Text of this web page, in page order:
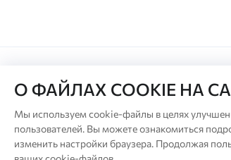
© Milardo
Производитель
О ФАЙЛАХ COOKIE НА
Мы используем cookie-файлы в целях
пользователей. Вы можете ознакомиться
изменить настройки браузера. Продолжая